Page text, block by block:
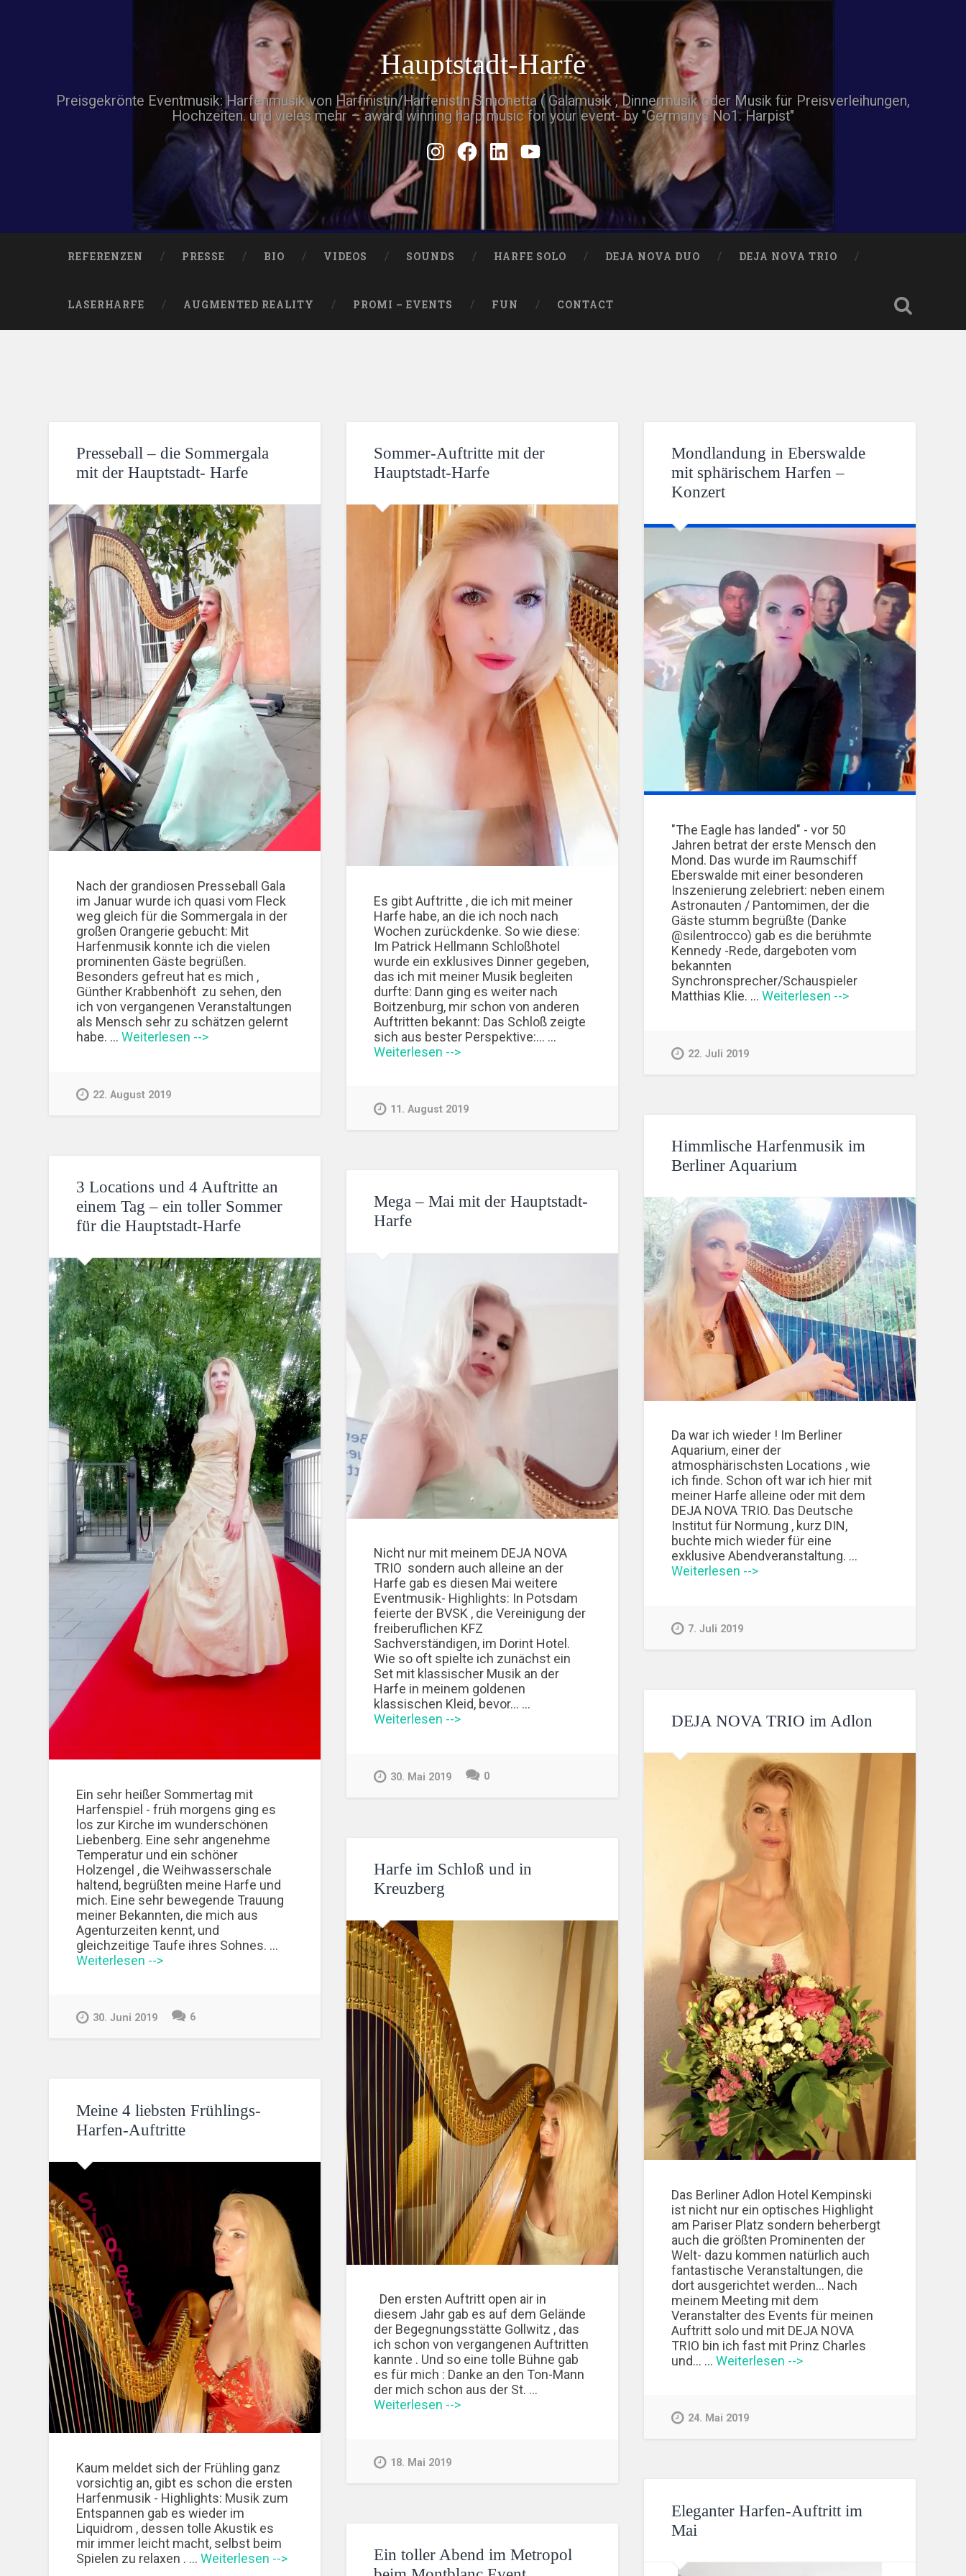
Hauptstadt-Harfe
Preisgekrönte Eventmusik: Harfenmusik von Harfinistin/Harfenistin Simonetta ( Galamusik , Dinnermusik oder Musik für Preisverleihungen,
Hochzeiten. und vieles mehr – award winning harp music for your event- by "Germanys No1. Harpist"
Instagram
Facebook
Linkedin
Youtube
REFERENZEN PRESSE BIO VIDEOS SOUNDS HARFE SOLO DEJA NOVA DUO DEJA NOVA TRIO
LASERHARFE AUGMENTED REALITY PROMI – EVENTS FUN CONTACT
Presseball – die Sommergala
mit der Hauptstadt- Harfe
Nach der grandiosen Presseball Gala
im Januar wurde ich quasi vom Fleck
weg gleich für die Sommergala in der
großen Orangerie gebucht: Mit
Harfenmusik konnte ich die vielen
prominenten Gäste begrüßen.
Besonders gefreut hat es mich ,
Günther Krabbenhöft zu sehen, den
ich von vergangenen Veranstaltungen
als Mensch sehr zu schätzen gelernt
habe. …Weiterlesen -->
22. August 2019
Sommer-Auftritte mit der
Hauptstadt-Harfe
Es gibt Auftritte , die ich mit meiner
Harfe habe, an die ich noch nach
Wochen zurückdenke. So wie diese:
Im Patrick Hellmann Schloßhotel
wurde ein exklusives Dinner gegeben,
das ich mit meiner Musik begleiten
durfte: Dann ging es weiter nach
Boitzenburg, mir schon von anderen
Auftritten bekannt: Das Schloß zeigte
sich aus bester Perspektive:... …
Weiterlesen -->
11. August 2019
Mondlandung in Eberswalde
mit sphärischem Harfen –
Konzert
"The Eagle has landed" - vor 50
Jahren betrat der erste Mensch den
Mond. Das wurde im Raumschiff
Eberswalde mit einer besonderen
Inszenierung zelebriert: neben einem
Astronauten / Pantomimen, der die
Gäste stumm begrüßte (Danke
@silentrocco) gab es die berühmte
Kennedy -Rede, dargeboten vom
bekannten
Synchronsprecher/Schauspieler
Matthias Klie. …Weiterlesen -->
22. Juli 2019
Himmlische Harfenmusik im
Berliner Aquarium
Da war ich wieder ! Im Berliner
Aquarium, einer der
atmosphärischsten Locations , wie
ich finde. Schon oft war ich hier mit
meiner Harfe alleine oder mit dem
DEJA NOVA TRIO. Das Deutsche
Institut für Normung , kurz DIN,
buchte mich wieder für eine
exklusive Abendveranstaltung. …
Weiterlesen -->
7. Juli 2019
3 Locations und 4 Auftritte an
einem Tag – ein toller Sommer
für die Hauptstadt-Harfe
Ein sehr heißer Sommertag mit
Harfenspiel - früh morgens ging es
los zur Kirche im wunderschönen
Liebenberg. Eine sehr angenehme
Temperatur und ein schöner
Holzengel , die Weihwasserschale
haltend, begrüßten meine Harfe und
mich. Eine sehr bewegende Trauung
meiner Bekannten, die mich aus
Agenturzeiten kennt, und
gleichzeitige Taufe ihres Sohnes. …
Weiterlesen -->
30. Juni 2019 6
Mega – Mai mit der Hauptstadt-
Harfe
Nicht nur mit meinem DEJA NOVA
TRIO sondern auch alleine an der
Harfe gab es diesen Mai weitere
Eventmusik- Highlights: In Potsdam
feierte der BVSK , die Vereinigung der
freiberuflichen KFZ
Sachverständigen, im Dorint Hotel.
Wie so oft spielte ich zunächst ein
Set mit klassischer Musik an der
Harfe in meinem goldenen
klassischen Kleid, bevor... …
Weiterlesen -->
30. Mai 2019 0
DEJA NOVA TRIO im Adlon
Das Berliner Adlon Hotel Kempinski
ist nicht nur ein optisches Highlight
am Pariser Platz sondern beherbergt
auch die größten Prominenten der
Welt- dazu kommen natürlich auch
fantastische Veranstaltungen, die
dort ausgerichtet werden... Nach
meinem Meeting mit dem
Veranstalter des Events für meinen
Auftritt solo und mit DEJA NOVA
TRIO bin ich fast mit Prinz Charles
und... …Weiterlesen -->
24. Mai 2019
Harfe im Schloß und in
Kreuzberg
Den ersten Auftritt open air in
diesem Jahr gab es auf dem Gelände
der Begegnungsstätte Gollwitz , das
ich schon von vergangenen Auftritten
kannte . Und so eine tolle Bühne gab
es für mich : Danke an den Ton-Mann
der mich schon aus der St. …
Weiterlesen -->
18. Mai 2019
Meine 4 liebsten Frühlings-
Harfen-Auftritte
Kaum meldet sich der Frühling ganz
vorsichtig an, gibt es schon die ersten
Harfenmusik - Highlights: Musik zum
Entspannen gab es wieder im
Liquidrom , dessen tolle Akustik es
mir immer leicht macht, selbst beim
Spielen zu relaxen . …Weiterlesen -->
Eleganter Harfen-Auftritt im
Mai
Ein toller Abend im Metropol